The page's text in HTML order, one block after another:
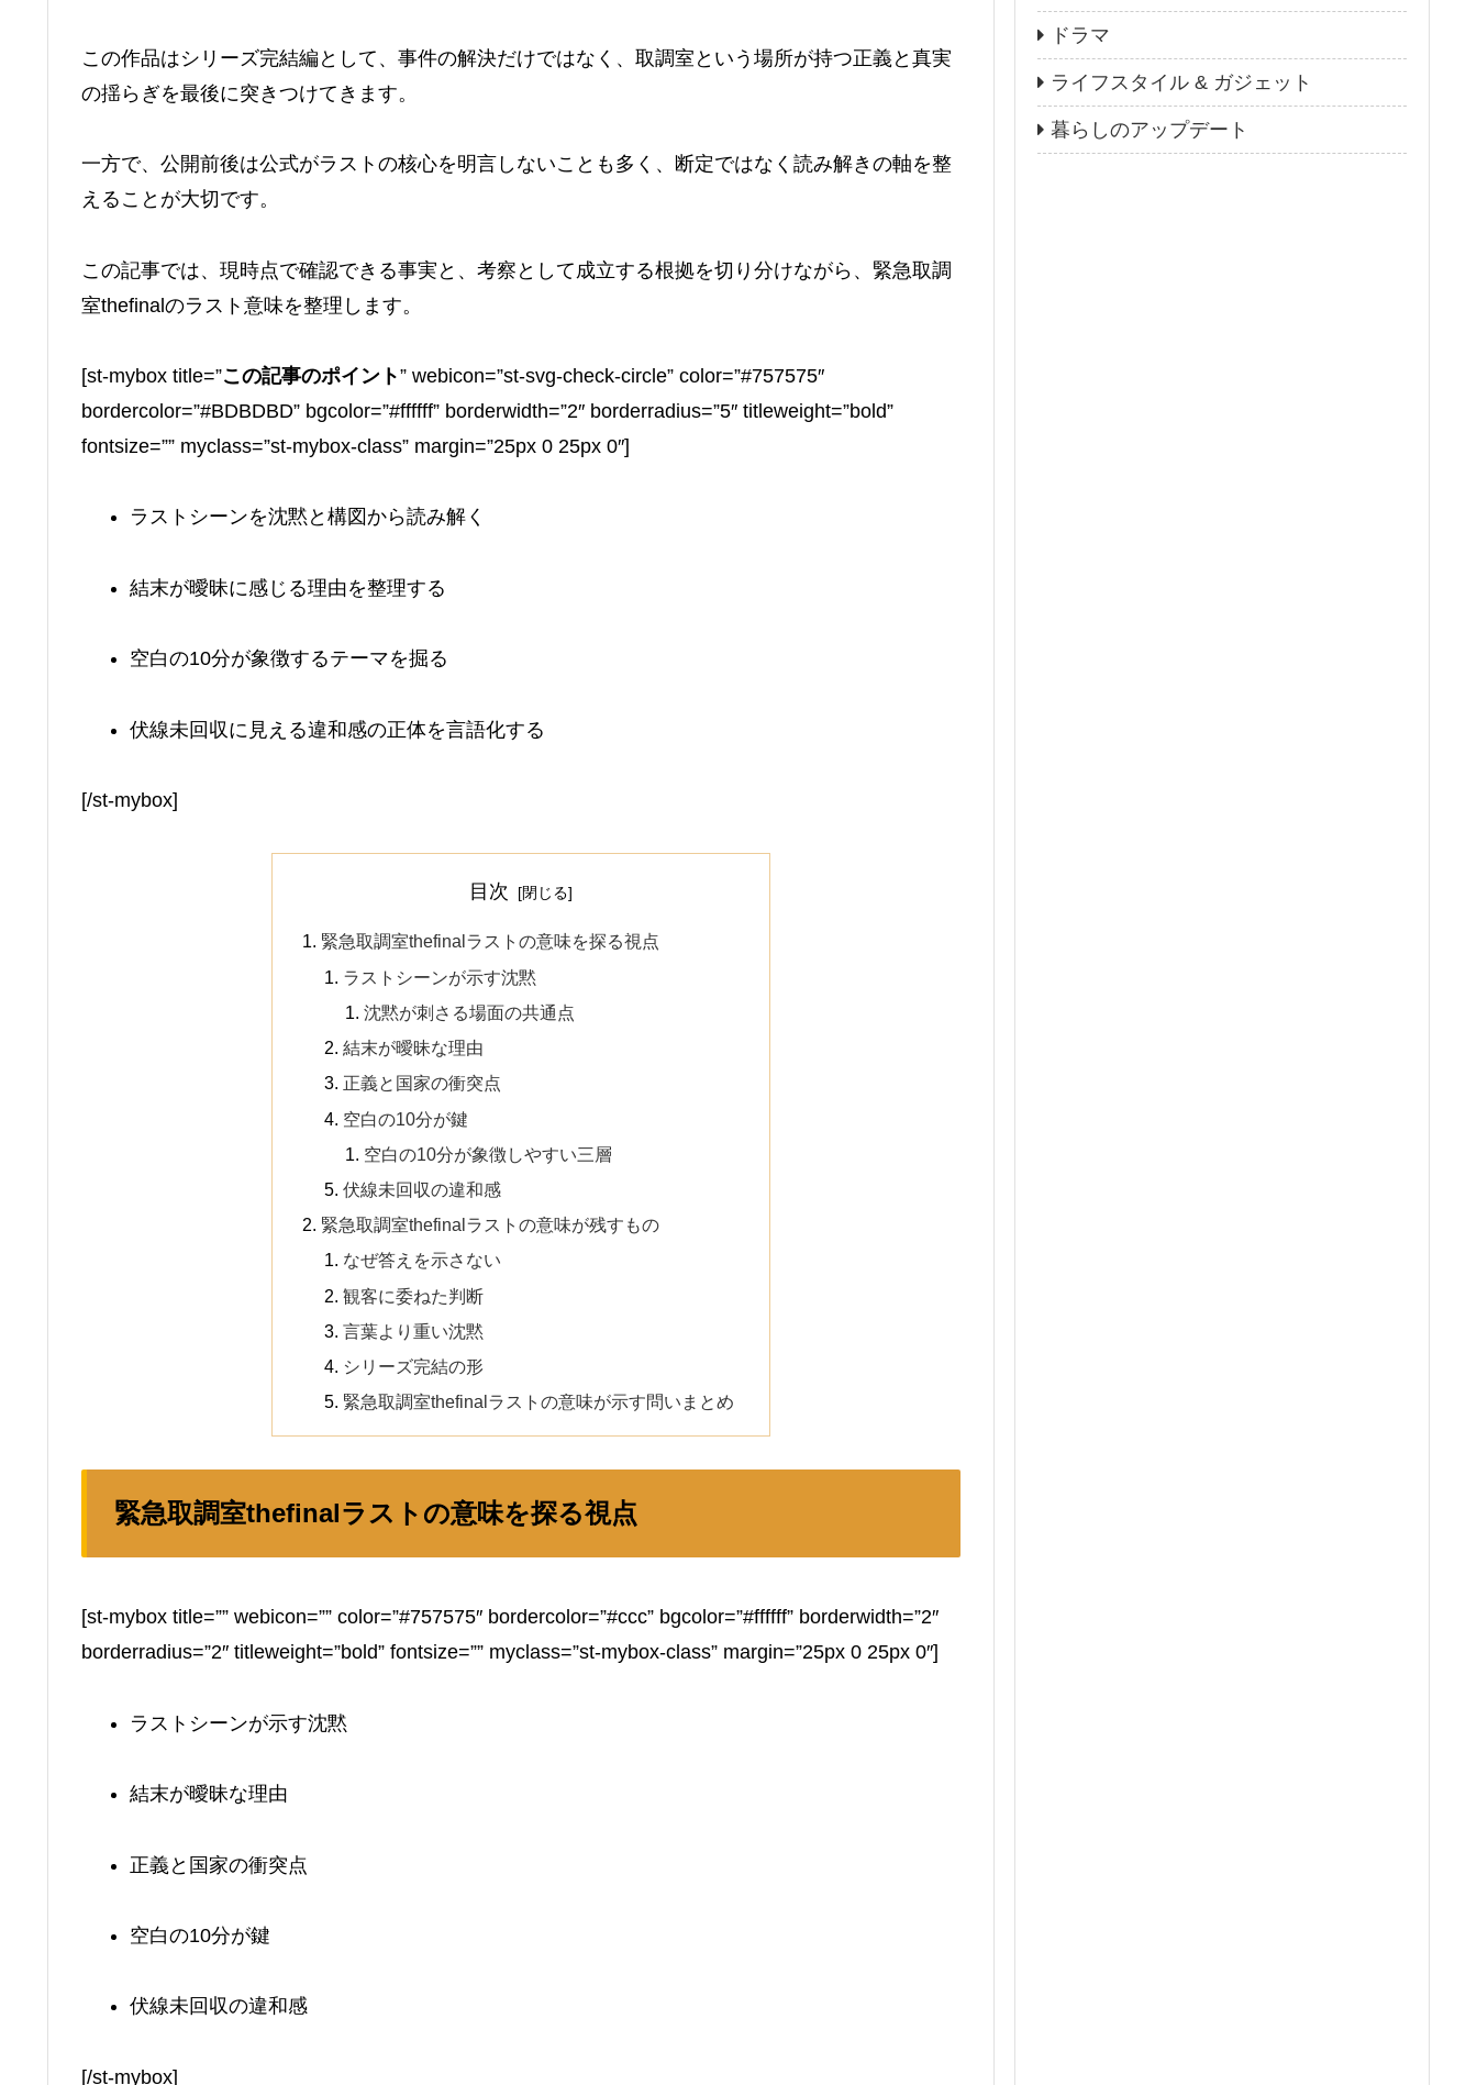
この作品はシリーズ完結編として、事件の解決だけではなく、取調室という場所が持つ正義と真実
の揺らぎを最後に突きつけてきます。
一方で、公開前後は公式がラストの核心を明言しないことも多く、断定ではなく読み解きの軸を整
えることが大切です。
この記事では、現時点で確認できる事実と、考察として成立する根拠を切り分けながら、緊急取調
室thefinalのラスト意味を整理します。
[st-mybox title=”この記事のポイント” webicon=”st-svg-check-circle” color=”#757575″
bordercolor=”#BDBDBD” bgcolor=”#ffffff” borderwidth=”2″ borderradius=”5″ titleweight=”bold”
fontsize=”” myclass=”st-mybox-class” margin=”25px 0 25px 0″]
ラストシーンを沈黙と構図から読み解く
結末が曖昧に感じる理由を整理する
空白の10分が象徴するテーマを掘る
伏線未回収に見える違和感の正体を言語化する
[/st-mybox]
目次
緊急取調室thefinalラストの意味を探る視点
ラストシーンが示す沈黙
沈黙が刺さる場面の共通点
結末が曖昧な理由
正義と国家の衝突点
空白の10分が鍵
空白の10分が象徴しやすい三層
伏線未回収の違和感
緊急取調室thefinalラストの意味が残すもの
なぜ答えを示さない
観客に委ねた判断
言葉より重い沈黙
シリーズ完結の形
緊急取調室thefinalラストの意味が示す問いまとめ
緊急取調室thefinalラストの意味を探る視点
[st-mybox title=”” webicon=”” color=”#757575″ bordercolor=”#ccc” bgcolor=”#ffffff” borderwidth=”2″
borderradius=”2″ titleweight=”bold” fontsize=”” myclass=”st-mybox-class” margin=”25px 0 25px 0″]
ラストシーンが示す沈黙
結末が曖昧な理由
正義と国家の衝突点
空白の10分が鍵
伏線未回収の違和感
[/st-mybox]
ドラマ
ライフスタイル & ガジェット
暮らしのアップデート